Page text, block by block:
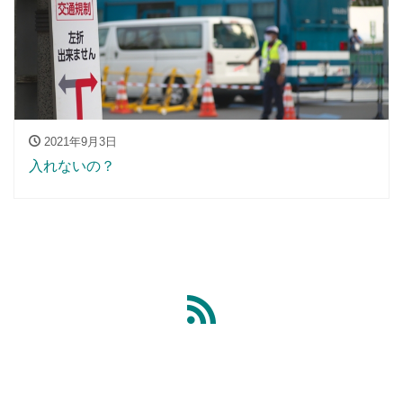
2021年9月3日
入れないの？